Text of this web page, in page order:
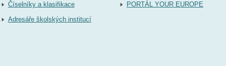
Číselníky a klasifikace
Adresáře školských institucí
PORTÁL YOUR EUROPE